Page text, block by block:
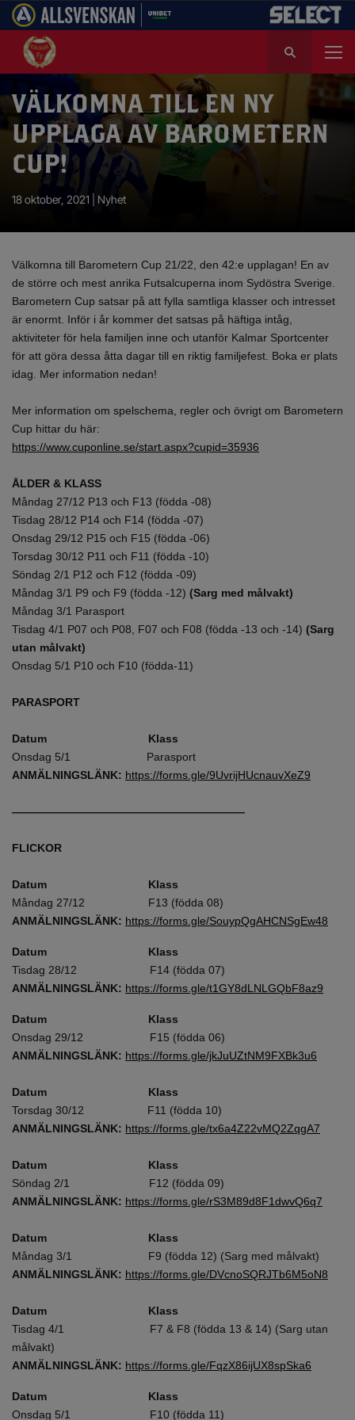
k
t
VÄLKOMNA TILL EN NY
UPPLAGA AV BAROMETERN
CUP!
18 oktober, 2021 | Nyhet
Välkomna till Barometern Cup 21/22, den 42:e upplagan! En av
de större och mest anrika Futsalcuperna inom Sydöstra Sverige.
Barometern Cup satsar på att fylla samtliga klasser och intresset
är enormt. Inför i år kommer det satsas på häftiga intåg,
aktiviteter för hela familjen inne och utanför Kalmar Sportcenter
för att göra dessa åtta dagar till en riktig familjefest. Boka er plats
idag. Mer information nedan!
Mer information om spelschema, regler och övrigt om Barometern
Cup hittar du här:
https://www.cuponline.se/start.aspx?cupid=35936
ÅLDER & KLASS
Måndag 27/12 P13 och F13 (födda -08)
Tisdag 28/12 P14 och F14 (födda -07)
Onsdag 29/12 P15 och F15 (födda -06)
Torsdag 30/12 P11 och F11 (födda -10)
Söndag 2/1 P12 och F12 (födda -09)
Måndag 3/1 P9 och F9 (födda -12) (Sarg med målvakt)
Måndag 3/1 Parasport
Tisdag 4/1 P07 och P08, F07 och F08 (födda -13 och -14) (Sarg
utan målvakt)
Onsdag 5/1 P10 och F10 (födda-11)
PARASPORT
Datum Klass
Onsdag 5/1 Parasport
ANMÄLNINGSLÄNK: https://forms.gle/9UvrijHUcnauvXeZ9
—————————————————————
FLICKOR
Datum Klass
Måndag 27/12 F13 (födda 08)
ANMÄLNINGSLÄNK: https://forms.gle/SouypQgAHCNSgEw48
Datum Klass
Tisdag 28/12 F14 (födda 07)
ANMÄLNINGSLÄNK: https://forms.gle/t1GY8dLNLGQbF8az9
Datum Klass
Onsdag 29/12 F15 (födda 06)
ANMÄLNINGSLÄNK: https://forms.gle/jkJuUZtNM9FXBk3u6
Datum Klass
Torsdag 30/12 F11 (födda 10)
ANMÄLNINGSLÄNK: https://forms.gle/tx6a4Z22vMQ2ZqgA7
Datum Klass
Söndag 2/1 F12 (födda 09)
ANMÄLNINGSLÄNK: https://forms.gle/rS3M89d8F1dwvQ6q7
Datum Klass
Måndag 3/1 F9 (födda 12) (Sarg med målvakt)
ANMÄLNINGSLÄNK: https://forms.gle/DVcnoSQRJTb6M5oN8
Datum Klass
Tisdag 4/1 F7 & F8 (födda 13 & 14) (Sarg utan
målvakt)
ANMÄLNINGSLÄNK: https://forms.gle/FqzX86ijUX8spSka6
Datum Klass
Onsdag 5/1 F10 (födda 11)